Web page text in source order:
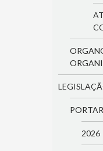
2026